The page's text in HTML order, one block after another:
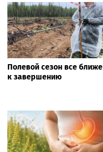
Полевой сезон все ближе
к завершению